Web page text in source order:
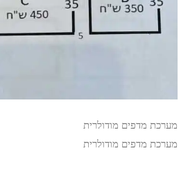
מערכת מדפים מודולרית
מערכת מדפים מודולרית